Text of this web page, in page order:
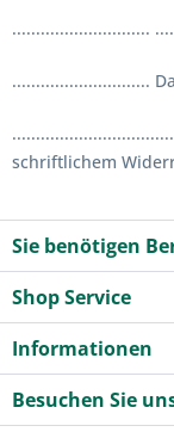
.............................
.............................
schriftlichem
Sie benötigen
Shop Service
Informationen
Besuchen Sie